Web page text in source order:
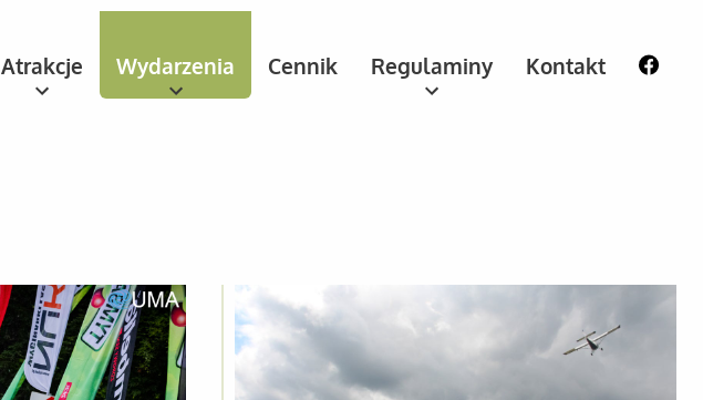
Atrakcje Wydarzenia Cennik Regulaminy Kontakt